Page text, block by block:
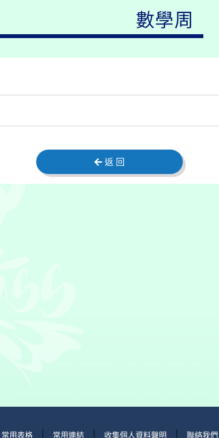
數學周
返 回
常用表格 常用連結 收集個人資料聲明 聯絡我們